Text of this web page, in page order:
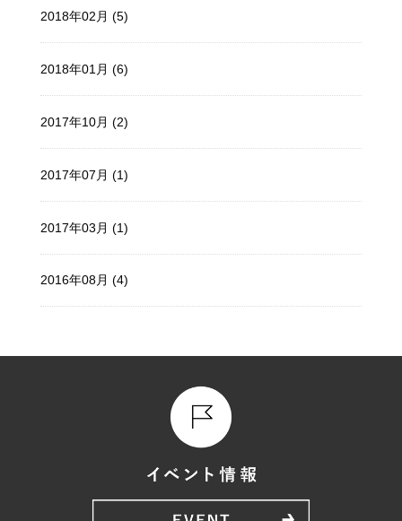
2018年02月 (5)
2018年01月 (6)
2017年10月 (2)
2017年07月 (1)
2017年03月 (1)
2016年08月 (4)